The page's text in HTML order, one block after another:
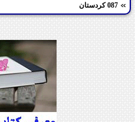
087 کردستان